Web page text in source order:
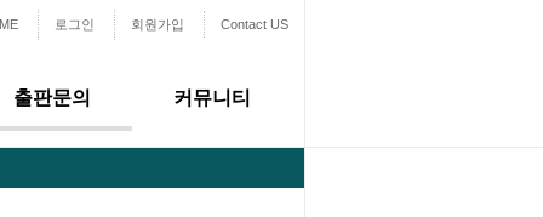
로그인 회원가입 Contact US
출판문의 커뮤니티